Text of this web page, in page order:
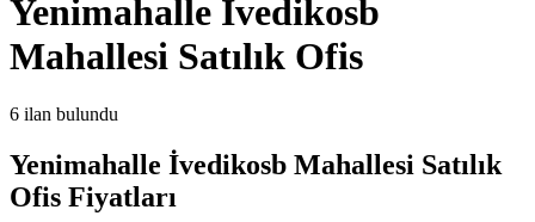
Yenimahalle İvedikosb
Mahallesi Satılık Ofis
6 ilan bulundu
Yenimahalle İvedikosb Mahallesi Satılık
Ofis Fiyatları